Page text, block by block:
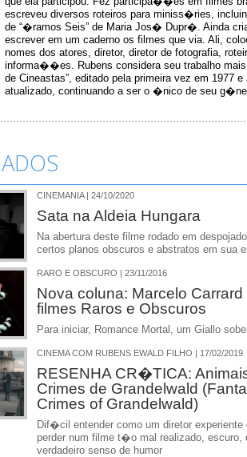
escreveu diversos roteiros para miniss�ries,
de “�ramos Seis” de Maria Jos� Dupr�. Ainda
escrever em um caderno os filmes que via. Ali,
nomes dos atores, diretor, diretor de fotografia,
informa��es. Rubens considera seu trabalho
de Cineastas”, editado pela primeira vez em 1977 e
atualizado, continuando a ser o �nico de seu
CINEMANIA | 24/10/2020
Sata na Aldeia Hungara
Na abertura deste filme rodado em
certos planos obscuros e abstratos em sua
RARO E OBSCURO | 23/11/2016
Nova coluna: Marcelo
filmes Raros e Obscuros
Para iniciar, Romance Mortal, um Giallo
CINEMA COM RUBENS EWALD FILHO | 17/02/2019
RESENHA CR�TICA:
Crimes de Grandelwald
Crimes of Grandelwald)
Dif�cil entender como um diretor
perder num filme t�o mal realizado,
verdadeiro senso de humor